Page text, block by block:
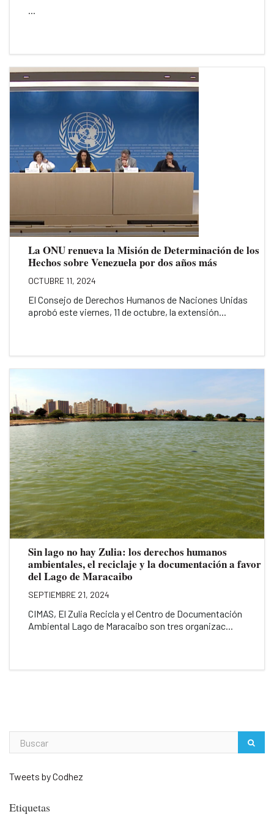
La ONU renueva la Misión de Determinación de los
Hechos sobre Venezuela por dos años más
OCTUBRE 11, 2024
El Consejo de Derechos Humanos de Naciones Unidas
aprobó este viernes, 11 de octubre, la extensión...
Sin lago no hay Zulia: los derechos humanos
ambientales, el reciclaje y la documentación a favor
del Lago de Maracaibo
SEPTIEMBRE 21, 2024
CIMAS, El Zulia Recicla y el Centro de Documentación
Ambiental Lago de Maracaibo son tres organizac...
Tweets by Codhez
Etiquetas